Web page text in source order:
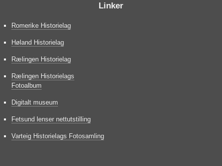
Linker
Romerike Historielag
Høland Historielag
Rælingen Historielag
Rælingen Historielags
Fotoalbum
Digitalt museum
Fetsund lenser nettutstilling
Varteig Historielags Fotosamling